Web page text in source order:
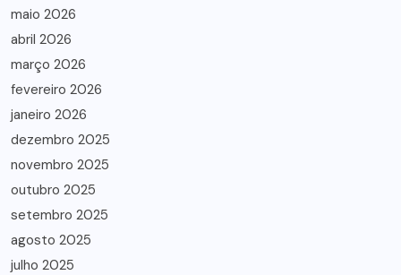
maio 2026
abril 2026
março 2026
fevereiro 2026
janeiro 2026
dezembro 2025
novembro 2025
outubro 2025
setembro 2025
agosto 2025
julho 2025